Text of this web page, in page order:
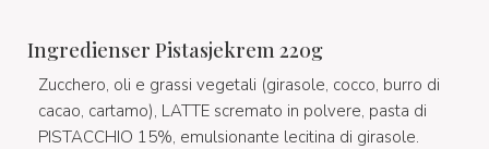
Ingredienser Pistasjekrem 220g
Zucchero, oli e grassi vegetali (girasole, cocco, burro di
cacao, cartamo), LATTE scremato in polvere, pasta di
PISTACCHIO 15%, emulsionante lecitina di girasole.